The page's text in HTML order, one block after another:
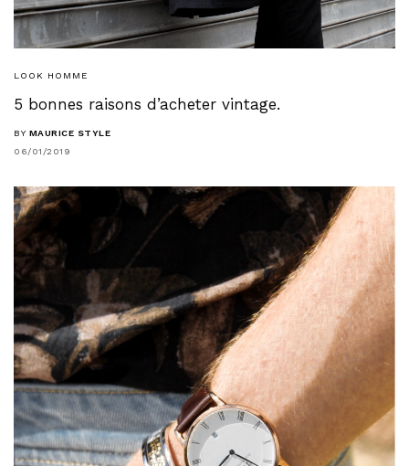
LOOK HOMME
5 bonnes raisons d’acheter vintage.
BY MAURICE STYLE
06/01/2019